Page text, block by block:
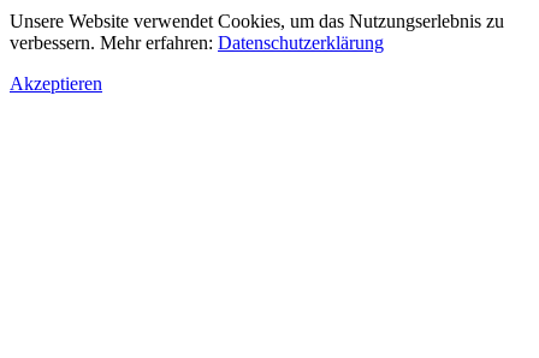
Unsere Website verwendet Cookies, um das Nutzungserlebnis zu
verbessern. Mehr erfahren: Datenschutzerklärung
Akzeptieren